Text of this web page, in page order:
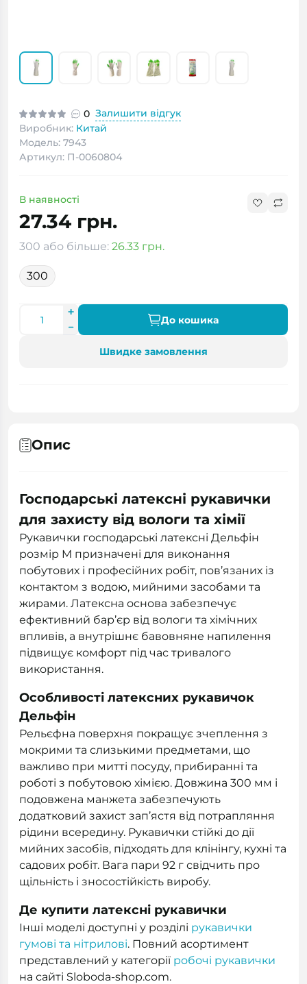
0 Залишити відгук
Виробник: Китай
Модель: 7943
Артикул: П-0060804
В наявності
27.34 грн.
300 або більше: 26.33 грн.
300
До кошика
Швидке замовлення
Опис
Господарські латексні рукавички
для захисту від вологи та хімії
Рукавички господарські латексні Дельфін
розмір M призначені для виконання
побутових і професійних робіт, пов’язаних із
контактом з водою, мийними засобами та
жирами. Латексна основа забезпечує
ефективний бар’єр від вологи та хімічних
впливів, а внутрішнє бавовняне напилення
підвищує комфорт під час тривалого
використання.
Особливості латексних рукавичок
Дельфін
Рельєфна поверхня покращує зчеплення з
мокрими та слизькими предметами, що
важливо при митті посуду, прибиранні та
роботі з побутовою хімією. Довжина 300 мм і
подовжена манжета забезпечують
додатковий захист зап’ястя від потрапляння
рідини всередину. Рукавички стійкі до дії
мийних засобів, підходять для клінінгу, кухні та
садових робіт. Вага пари 92 г свідчить про
щільність і зносостійкість виробу.
Де купити латексні рукавички
Інші моделі доступні у розділі рукавички
гумові та нітрилові. Повний асортимент
представлений у категорії робочі рукавички
на сайті Sloboda-shop.com.